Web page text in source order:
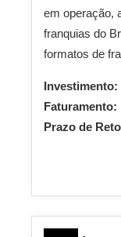
em operação,
franquias do
formatos de
Investimento:
Faturamento:
Prazo de